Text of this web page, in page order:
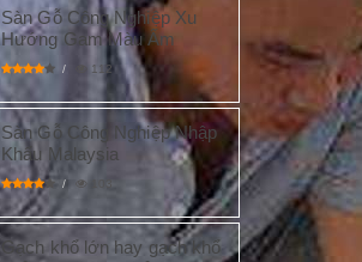
Sàn Gỗ Công Nghiệp Xu
Hướng Gam Màu Ấm
112
Sàn Gỗ Công Nghiệp Nhập
Khẩu Malaysia
103
Gạch khổ lớn hay gạch khổ